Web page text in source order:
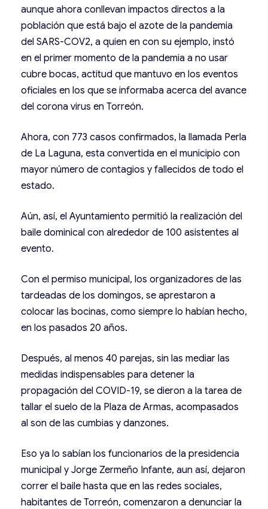
aunque ahora conllevan impactos directos a la
población que está bajo el azote de la pandemia
del SARS-COV2, a quien en con su ejemplo, instó
en el primer momento de la pandemia a no usar
cubre bocas, actitud que mantuvo en los eventos
oficiales en los que se informaba acerca del avance
del corona virus en Torreón.
Ahora, con 773 casos confirmados, la llamada Perla
de La Laguna, esta convertida en el municipio con
mayor número de contagios y fallecidos de todo el
estado.
Aún, así, el Ayuntamiento permitió la realización del
baile dominical con alrededor de 100 asistentes al
evento.
Con el permiso municipal, los organizadores de las
tardeadas de los domingos, se aprestaron a
colocar las bocinas, como siempre lo habían hecho,
en los pasados 20 años.
Después, al menos 40 parejas, sin las mediar las
medidas indispensables para detener la
propagación del COVID-19, se dieron a la tarea de
tallar el suelo de la Plaza de Armas, acompasados
al son de las cumbias y danzones.
Eso ya lo sabían los funcionarios de la presidencia
municipal y Jorge Zermeño Infante, aun así, dejaron
correr el baile hasta que en las redes sociales,
habitantes de Torreón, comenzaron a denunciar la